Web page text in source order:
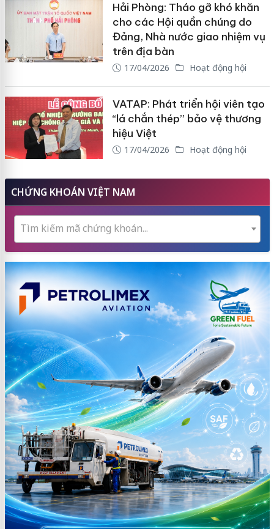
Hải Phòng: Tháo gỡ khó khăn
cho các Hội quần chúng do
Đảng, Nhà nước giao nhiệm vụ
trên địa bàn
17/04/2026 Hoạt động hội
VATAP: Phát triển hội viên tạo
“lá chắn thép” bảo vệ thương
hiệu Việt
17/04/2026 Hoạt động hội
CHỨNG KHOÁN VIỆT NAM
Tìm kiếm mã chứng khoán...